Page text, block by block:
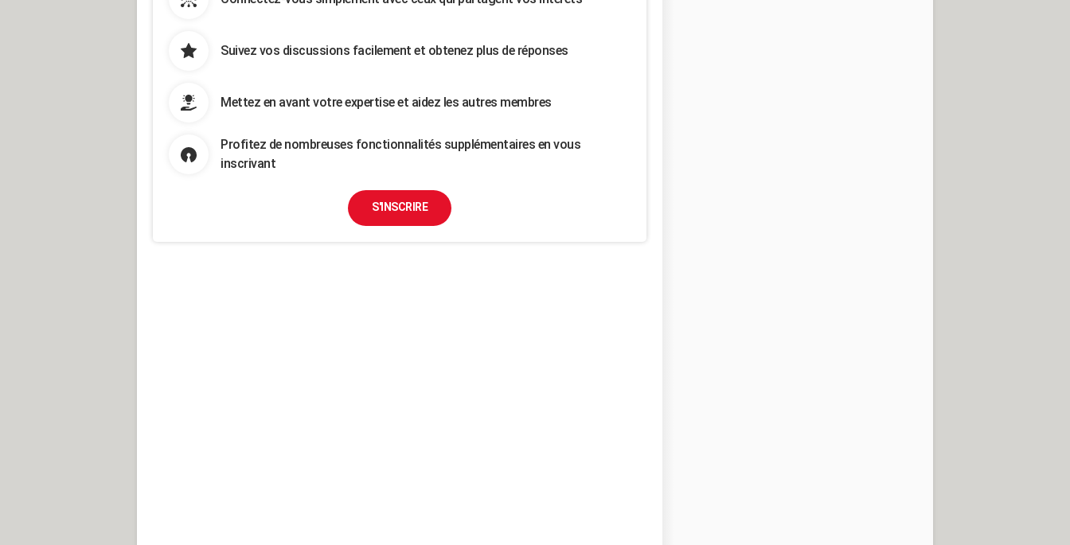
Suivez vos discussions facilement et obtenez plus de réponses
Mettez en avant votre expertise et aidez les autres membres
Profitez de nombreuses fonctionnalités supplémentaires en vous
inscrivant
S'INSCRIRE